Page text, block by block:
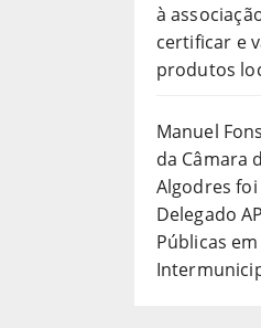
à
certificar e
produtos
Manuel
da Câmara
Algodres
Delegado
Públicas